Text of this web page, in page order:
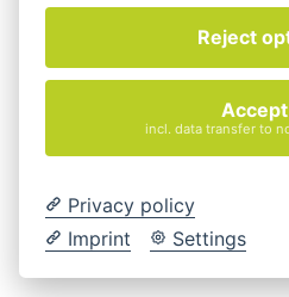
FAQ
Zahlungsarten
Widerrufsbelehrung
© 2026 Quadro Office Nord -
Reject
incl. data transfer to
Privacy policy
Imprint
Settings